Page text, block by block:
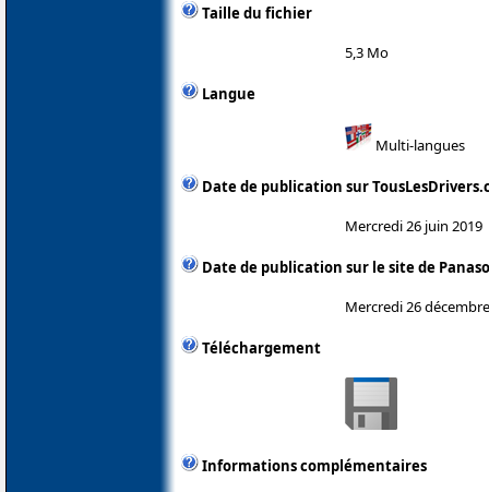
Taille du fichier
5,3 Mo
Langue
Multi-langues
Date de publication sur
Mercredi 26 juin 2019
Date de publication sur le site de
Mercredi 26
Téléchargement
Informations complémentaires